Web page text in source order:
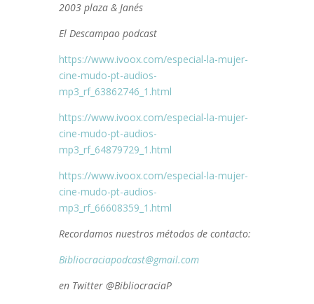
2003 plaza & Janés
El Descampao podcast
https://www.ivoox.com/especial-la-mujer-
cine-mudo-pt-audios-
mp3_rf_63862746_1.html
https://www.ivoox.com/especial-la-mujer-
cine-mudo-pt-audios-
mp3_rf_64879729_1.html
https://www.ivoox.com/especial-la-mujer-
cine-mudo-pt-audios-
mp3_rf_66608359_1.html
Recordamos nuestros métodos de contacto:
Bibliocraciapodcast@gmail.com
en Twitter @BibliocraciaP